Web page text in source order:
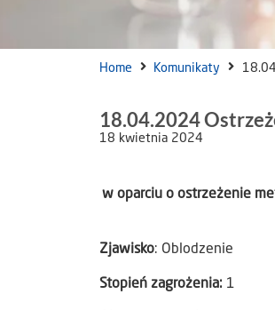
Home Komunikaty
18.04.2024
18 kwietnia 2024
w oparciu o ostrzeżenie
Zjawisko: Oblodzenie
Stopień zagrożenia: 1